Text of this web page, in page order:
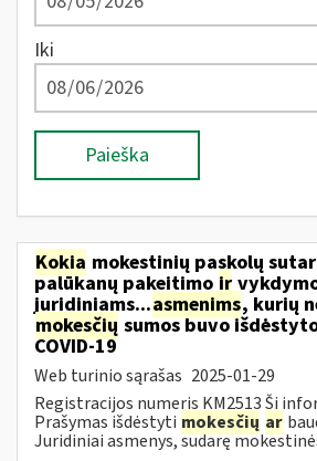
Iki
Paieška
Kokia mokestinių paskolų
palūkanų pakeitimo ir
juridiniams...asmenims, kurių
mokesčių sumos buvo
COVID-19
Web turinio sąrašas 2025-01-29
Registracijos numeris KM2513 Ši
Prašymas išdėstyti mokesčių ar
Juridiniai asmenys, sudarę